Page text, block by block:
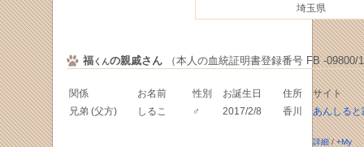
埼玉県
福くんの親戚さん（本人の血統証明書登録番号 FB -09800/
関係 お名前 性別 お誕生日 住所
サイト
兄弟 (父方)
しるこ ♂ 2017/2/8 香川 あんしると
詳細/+My